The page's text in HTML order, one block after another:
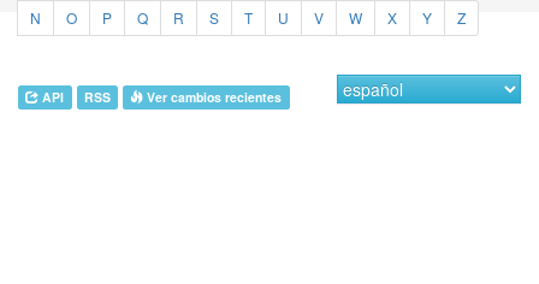
N
O P Q R S T U V W X Y Z
API RSS Ver cambios recientes